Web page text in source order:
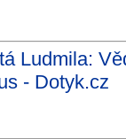
Ludmila:
- Dotyk.cz